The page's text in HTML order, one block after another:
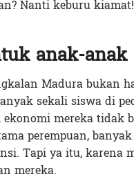
Nanti keburu kiamat!
anak-anak
Madura bukan
sekali siswa di
mereka tidak
perempuan,
Tapi ya itu, karena
mereka.